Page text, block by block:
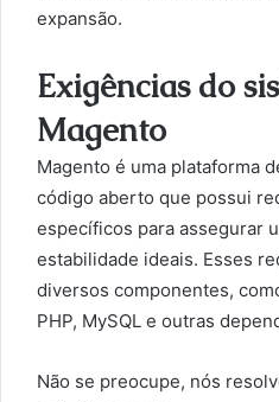
expansão.
Exigências do
Magento
Magento é uma plataforma
código aberto que possui
específicos para assegurar
estabilidade ideais. Esses
diversos componentes,
PHP, MySQL e outras
Não se preocupe, nós